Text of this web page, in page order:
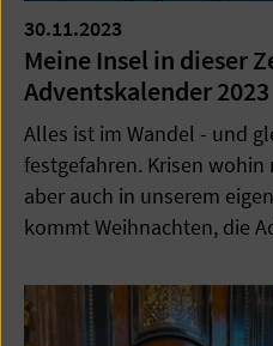
30.11.2023
Meine Insel in dieser
Adventskalender 2023
Alles ist im Wandel - und
festgefahren. Krisen
aber auch in unserem
kommt Weihnachten, die